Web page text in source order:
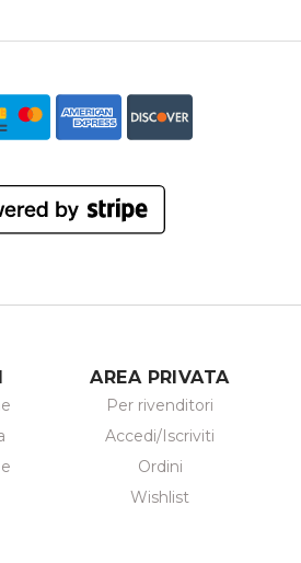
AREA PRIVATA
Per rivenditori
Accedi/Iscriviti
Ordini
Wishlist